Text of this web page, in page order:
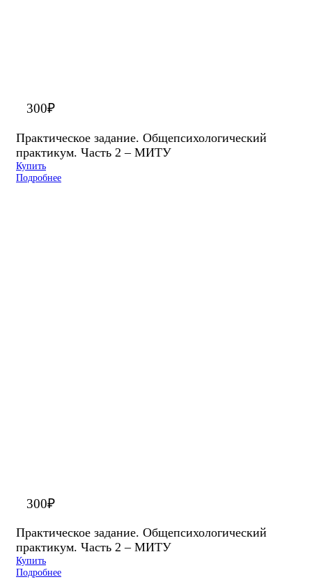
300₽
Практическое задание. Общепсихологический
практикум. Часть 2 – МИТУ
Купить
Подробнее
300₽
Практическое задание. Общепсихологический
практикум. Часть 2 – МИТУ
Купить
Подробнее